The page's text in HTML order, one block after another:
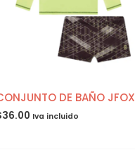
DE BAÑO JFOX
36.00 Iva incluido